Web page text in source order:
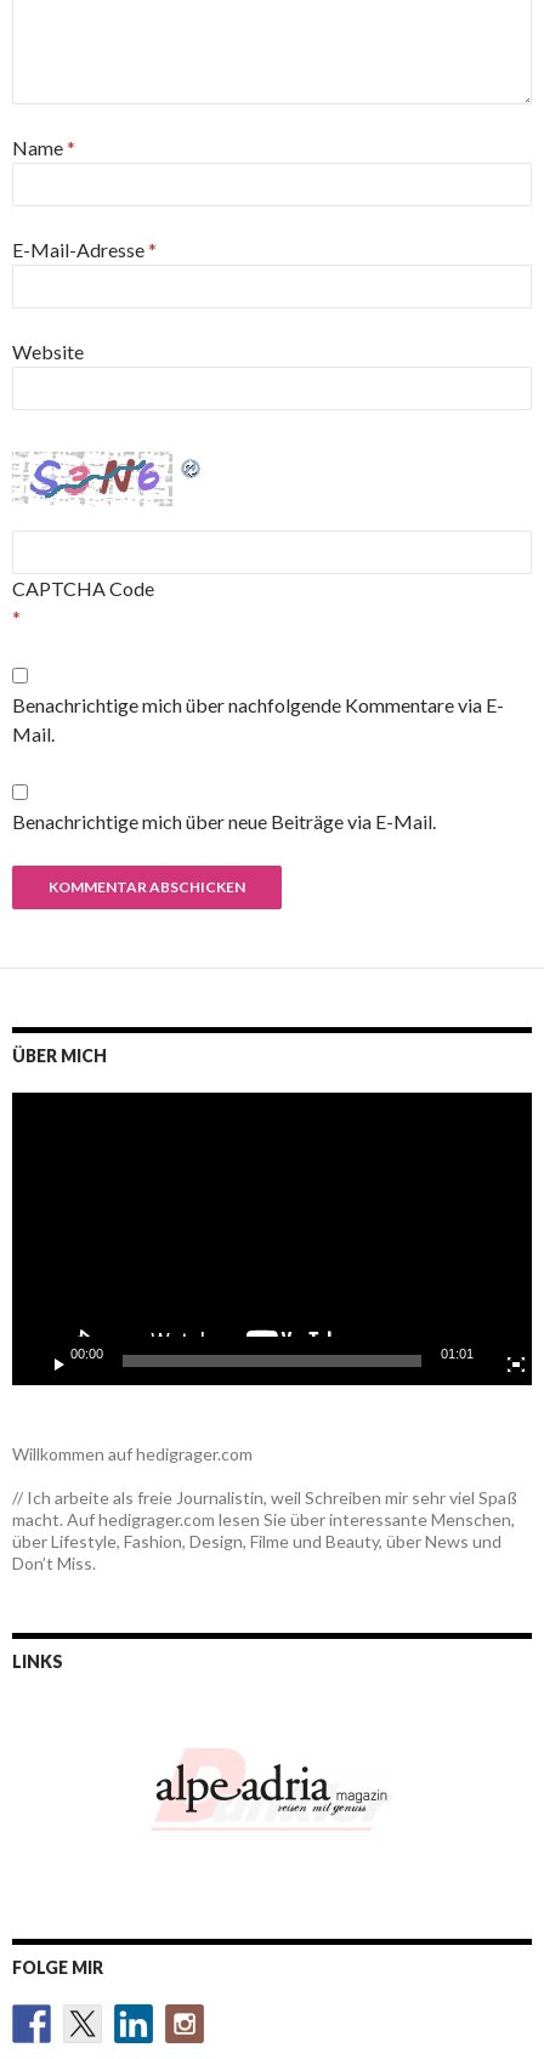
Name*
E-Mail-Adresse*
Website
CAPTCHA Code
*
Benachrichtige mich über nachfolgende Kommentare via E-
Mail.
Benachrichtige mich über neue Beiträge via E-Mail.
ÜBER MICH
00:00 01:01
Willkommen auf hedigrager.com
// Ich arbeite als freie Journalistin, weil Schreiben mir sehr viel Spaß
macht. Auf hedigrager.com lesen Sie über interessante Menschen,
über Lifestyle, Fashion, Design, Filme und Beauty, über News und
Don’t Miss.
LINKS
FOLGE MIR